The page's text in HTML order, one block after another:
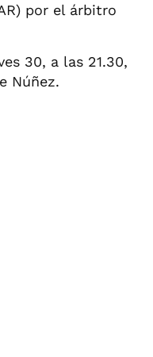
por el árbitro
30, a las 21.30,
Núñez.